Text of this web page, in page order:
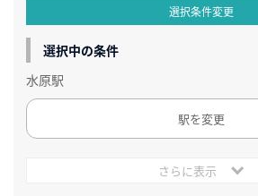
選択条件変更
選択中の条件
水原駅
駅を変更
さらに表示